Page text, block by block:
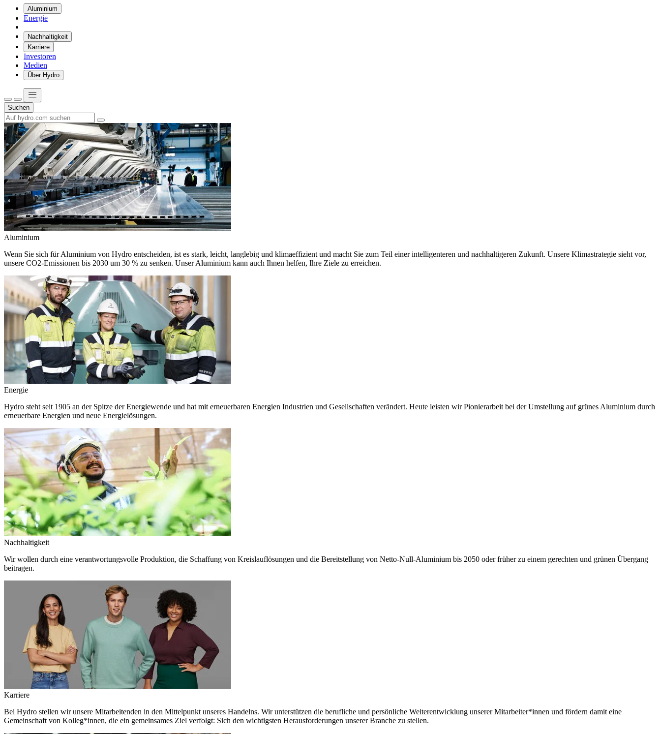
Aluminium
Energie
Nachhaltigkeit
Karriere
Investoren
Medien
Über Hydro
Suchen
Aluminium
Wenn Sie sich für Aluminium von Hydro entscheiden, ist es stark, leicht, langlebig und klimaeffizient und macht Sie zum Teil einer intelligenteren und nachhaltigeren Zukunft. Unsere Klimastrategie sieht vor,
unsere CO2-Emissionen bis 2030 um 30 % zu senken. Unser Aluminium kann auch Ihnen helfen, Ihre Ziele zu erreichen.
Energie
Hydro steht seit 1905 an der Spitze der Energiewende und hat mit erneuerbaren Energien Industrien und Gesellschaften verändert. Heute leisten wir Pionierarbeit bei der Umstellung auf grünes Aluminium durch
erneuerbare Energien und neue Energielösungen.
Nachhaltigkeit
Wir wollen durch eine verantwortungsvolle Produktion, die Schaffung von Kreislauflösungen und die Bereitstellung von Netto-Null-Aluminium bis 2050 oder früher zu einem gerechten und grünen Übergang
beitragen.
Karriere
Bei Hydro stellen wir unsere Mitarbeitenden in den Mittelpunkt unseres Handelns. Wir unterstützen die berufliche und persönliche Weiterentwicklung unserer Mitarbeiter*innen und fördern damit eine
Gemeinschaft von Kolleg*innen, die ein gemeinsames Ziel verfolgt: Sich den wichtigsten Herausforderungen unserer Branche zu stellen.